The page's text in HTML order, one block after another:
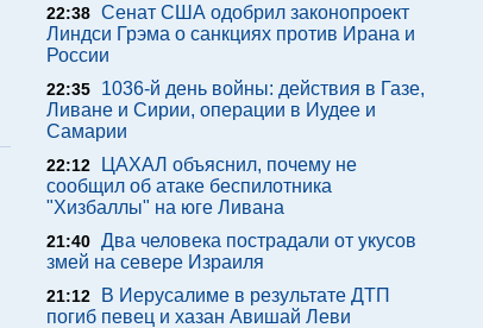
22:38 Сенат США одобрил законопроект
Линдси Грэма о санкциях против Ирана и
России
22:35
1036-й день войны: действия в Газе,
Ливане и Сирии, операции в Иудее и
Самарии
22:12
ЦАХАЛ объяснил, почему не
сообщил об атаке беспилотника
"Хизбаллы" на юге Ливана
21:40 Два человека пострадали от укусов
змей на севере Израиля
21:12
В Иерусалиме в результате ДТП
погиб певец и хазан Авишай Леви